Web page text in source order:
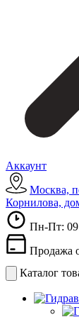
Аккаунт
Москва,
Корнилова,
Пн-Пт:
Продажа
Каталог